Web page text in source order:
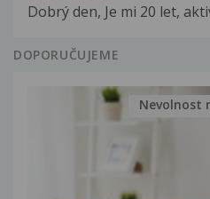
Dobrý den, Je mi 20 let,
DOPORUČUJEME
Nevolnost